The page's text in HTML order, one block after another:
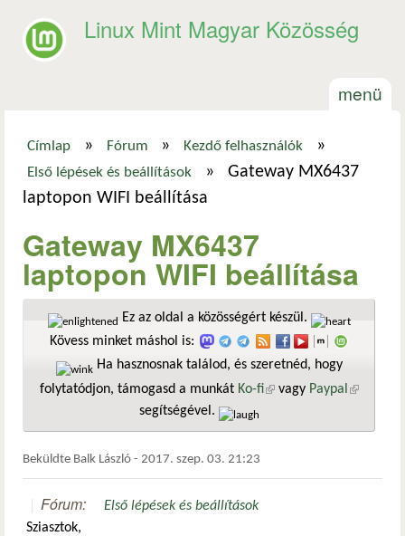
Linux Mint Magyar Közösség
menü
Jelenlegi hely
Címlap » Fórum » Kezdő felhasználók »
Első lépések és beállítások »
Gateway MX6437
laptopon WIFI beállítása
Gateway MX6437
laptopon WIFI beállítása
Ez az oldal a közösségért készül.
Kövess minket máshol is:
Ha hasznosnak találod, és szeretnéd, hogy
folytatódjon, támogasd a munkát Ko-fi(külső hivatkozás)
vagy Paypal
segítségével.
Beküldte Balk László - 2017. szep. 03. 21:23
Fórum:
Első lépések és beállítások
Sziasztok,